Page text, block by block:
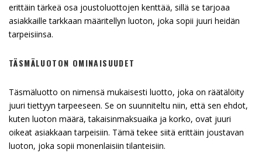
erittäin tärkeä osa joustoluottojen kenttää, sillä se tarjoaa
asiakkaille tarkkaan määritellyn luoton, joka sopii juuri heidän
tarpeisiinsa.
TÄSMÄLUOTON OMINAISUUDET
Täsmäluotto on nimensä mukaisesti luotto, joka on räätälöity
juuri tiettyyn tarpeeseen. Se on suunniteltu niin, että sen ehdot,
kuten luoton määrä, takaisinmaksuaika ja korko, ovat juuri
oikeat asiakkaan tarpeisiin. Tämä tekee siitä erittäin joustavan
luoton, joka sopii monenlaisiin tilanteisiin.